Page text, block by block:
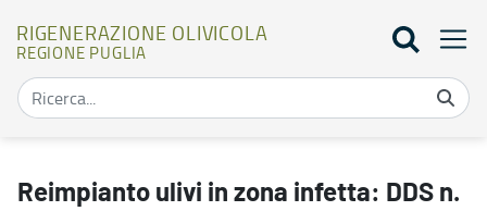
RIGENERAZIONE OLIVICOLA
REGIONE PUGLIA
Reimpianto ulivi in zona infetta: DDS n.